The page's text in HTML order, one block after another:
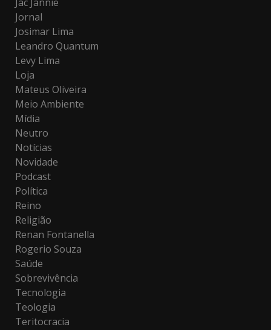
Jornal
Josimar Lima
Leandro Quantum
Levy Lima
Loja
Mateus Oliveira
Meio Ambiente
Mídia
Neutro
Notícias
Novidade
Podcast
Política
Reino
Religião
Renan Fontanella
Rogerio Souza
Saúde
Sobrevivência
Tecnologia
Teologia
Teritocracia